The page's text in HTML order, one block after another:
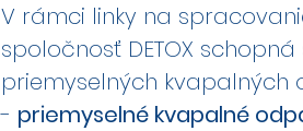
V rámci linky na
spoločnosť DETOX
priemyselných kvapalných
- priemyselné kvapalné